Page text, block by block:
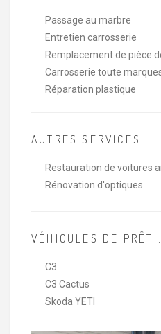
Passage au marbre
Entretien carrosserie
Remplacement de pièce
Carrosserie toute
Réparation plastique
AUTRES SERVICES
Restauration de voitures
Rénovation d'optiques
VÉHICULES DE PRÊT :
C3
C3 Cactus
Skoda YETI